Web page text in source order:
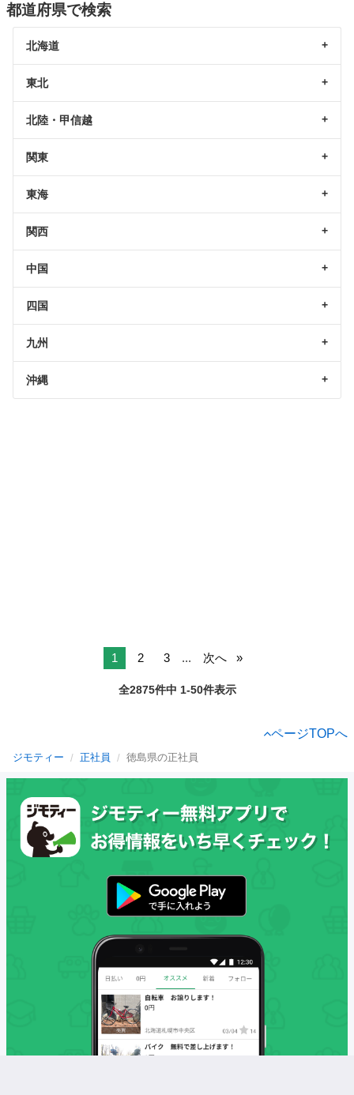
都道府県で検索
北海道
東北
北陸・甲信越
関東
東海
関西
中国
四国
九州
沖縄
1 2 3 ... 次へ
全2875件中 1-50件表示
ページTOPへ
ジモティー 正社員 徳島県の正社員